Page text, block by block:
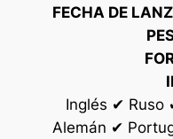
FECHA DE
Inglés ✔ Ruso
Alemán ✔